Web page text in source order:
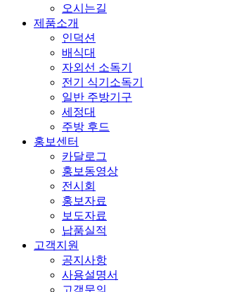
오시는길
제품소개
인덕션
배식대
자외선 소독기
전기 식기소독기
일반 주방기구
세정대
주방 후드
홍보센터
카달로그
홍보동영상
전시회
홍보자료
보도자료
납품실적
고객지원
공지사항
사용설명서
고객문의